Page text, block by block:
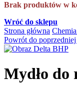
Brak produktów w
Wróć do sklepu
Strona główna
Powrót do
Mydło